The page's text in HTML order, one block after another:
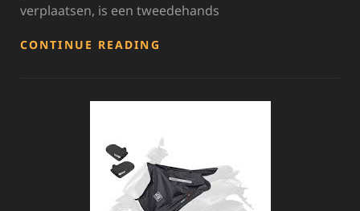
verplaatsen, is een tweedehands
CONTINUE READING